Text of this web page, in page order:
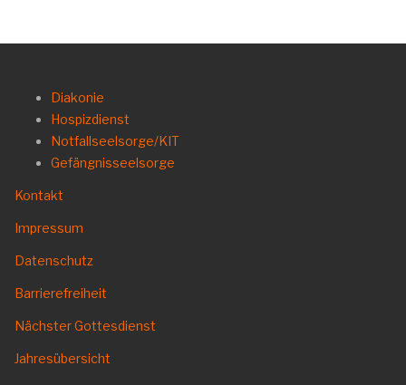
Diakonie
Hospizdienst
Notfallseelsorge/KIT
Gefängnisseelsorge
Kontakt
Impressum
Datenschutz
Barrierefreiheit
Nächster Gottesdienst
Jahresübersicht